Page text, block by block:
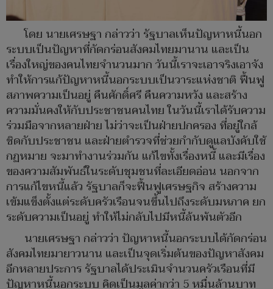
โดย นายเศรษฐา กล่าวว่า รัฐบาลเห็นปัญหาหนี้นอก
ระบบเป็นปัญหาที่กัดกร่อนสังคมไทยมานาน และเป็น
เรื่องใหญ่ของคนไทยจำนวนมาก วันนี้เราจะเอาจริงเอาจัง
ทำให้การแก้ปัญหาหนี้นอกระบบเป็นวาระแห่งชาติ ฟื้นฟู
สภาพความเป็นอยู่ คืนศักดิ์ศรี คืนความหวัง และสร้าง
ความมั่นคงให้กับประชาชนคนไทย ในวันนี้เราได้รับความ
ร่วมมือจากหลายฝ่าย ไม่ว่าจะเป็นฝ่ายปกครอง ที่อยู่ใกล้
ชิดกับประชาชน และฝ่ายตำรวจที่ช่วยกำกับดูแลบังคับใช้
กฏหมาย จะมาทำงานร่วมกัน แก้ไขทั้งเรื่องหนี้ และมีเรื่อง
ของความสัมพันธ์ในระดับชุมชนที่ละเอียดอ่อน นอกจาก
การแก้ไขหนี้แล้ว รัฐบาลก็จะฟื้นฟูเศรษฐกิจ สร้างความ
เข้มแข็งตั้งแต่ระดับครัวเรือนจนขึ้นไปถึงระดับมหภาค ยก
ระดับความเป็นอยู่ ทำให้ไม่กลับไปมีหนี้ล้นพ้นตัวอีก
นายเศรษฐา กล่าวว่า ปัญหาหนี้นอกระบบได้กัดกร่อน
สังคมไทยมายาวนาน และเป็นจุดเริ่มต้นของปัญหาสังคม
อีกหลายประการ รัฐบาลได้ประเมินจำนวนครัวเรือนที่มี
ปัญหาหนี้นอกระบบ คิดเป็นมูลค่ากว่า 5 หมื่นล้านบาท